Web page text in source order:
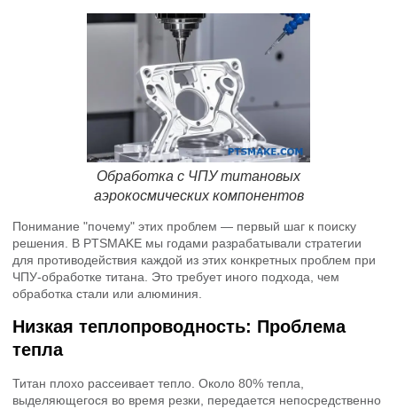
Обработка с ЧПУ титановых
аэрокосмических компонентов
Понимание "почему" этих проблем — первый шаг к поиску
решения. В PTSMAKE мы годами разрабатывали стратегии
для противодействия каждой из этих конкретных проблем при
ЧПУ-обработке титана. Это требует иного подхода, чем
обработка стали или алюминия.
Низкая теплопроводность: Проблема
тепла
Титан плохо рассеивает тепло. Около 80% тепла,
выделяющегося во время резки, передается непосредственно